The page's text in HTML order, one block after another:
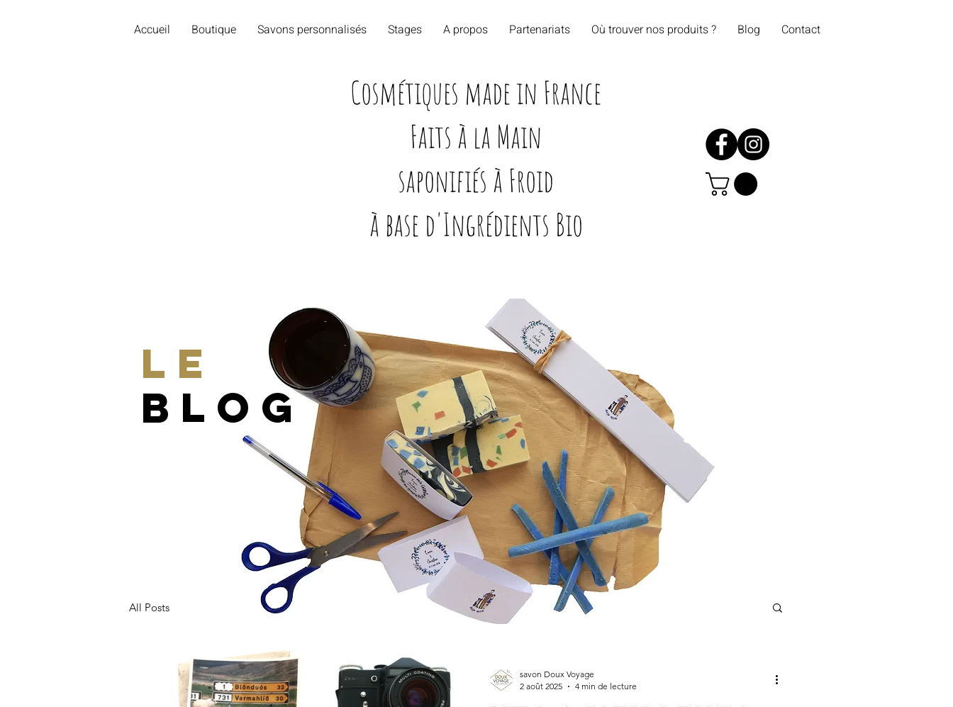
Accueil Boutique Savons personnalisés Stages A propos Partenariats Où trouver nos produits ? Blog Contact
Cosmétiques made in France
Faits à la Main
saponifiés à Froid
à base d'Ingrédients Bio
All Posts
savon Doux Voyage
2 août 2025
4 min de lecture
LE
BLOG